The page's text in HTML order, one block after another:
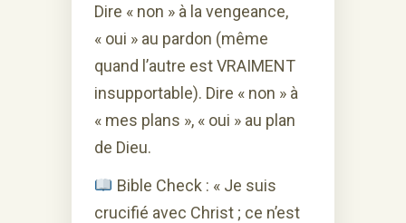
Dire « non » à la vengeance,
« oui » au pardon (même
quand l’autre est VRAIMENT
insupportable). Dire « non » à
« mes plans », « oui » au plan
de Dieu.
Bible Check : « Je suis
crucifié avec Christ ; ce n’est